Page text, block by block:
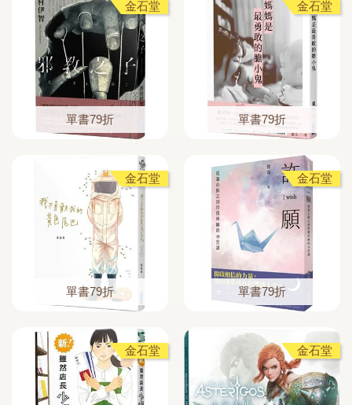
金石堂
單書79折
金石堂
單書79折
金石堂
單書79折
金石堂
單書79折
金石堂 金石堂